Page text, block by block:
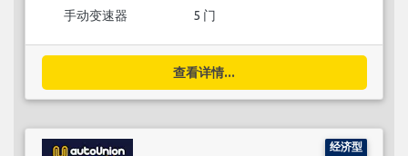
手动变速器 5 门
查看详情...
经济型